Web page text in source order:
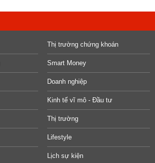
Thị trường chứng khoán
Smart Money
Doanh nghiệp
Kinh tế vĩ mô - Đầu tư
Thị trường
Lifestyle
Lịch sự kiện